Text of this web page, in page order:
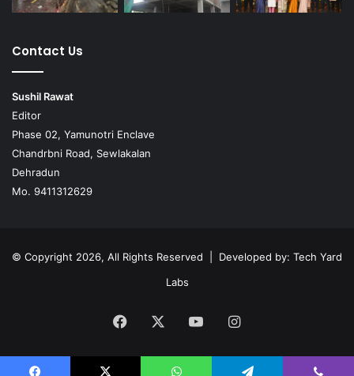
Contact Us
Sushil Rawat
Editor
Phase 02, Yamunotri Enclave
Chandrbni Road, Sewlakalan
Dehradun
Mo. 9411312629
© Copyright 2026, All Rights Reserved | Developed by: Tech Yard
Labs
Facebook YouTubeInstagram